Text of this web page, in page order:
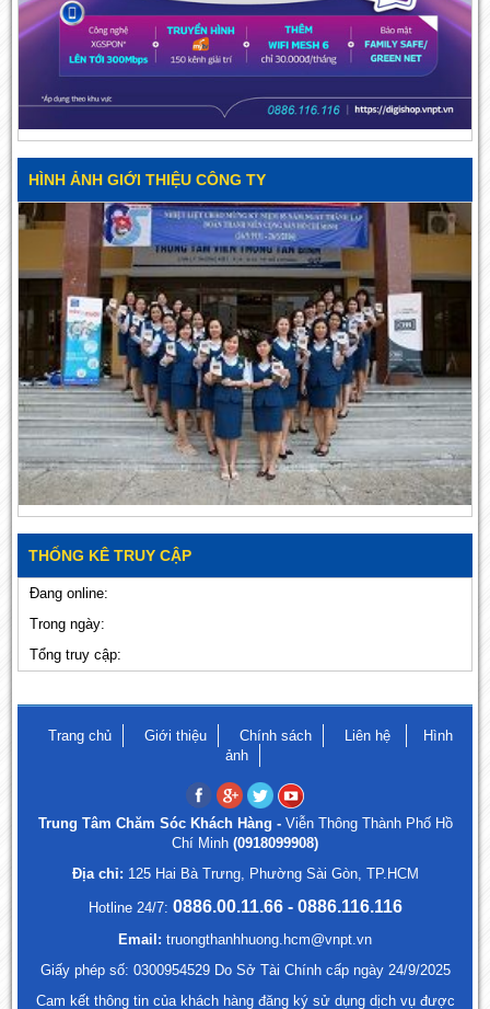
HÌNH ẢNH GIỚI THIỆU CÔNG TY
THỐNG KÊ TRUY CẬP
Đang online:
Trong ngày:
Tổng truy cập:
Trang chủ Giới thiệu Chính sách Liên hệ
Hình
ảnh
Trung Tâm Chăm Sóc Khách Hàng - Viễn Thông Thành Phố Hồ
Chí Minh (0918099908)
Địa chỉ: 125 Hai Bà Trưng, Phường Sài Gòn, TP.HCM
Hotline 24/7: 0886.00.11.66 - 0886.116.116
Email: truongthanhhuong.hcm@vnpt.vn
Giấy phép số: 0300954529 Do Sở Tài Chính cấp ngày 24/9/2025
Cam kết thông tin của khách hàng đăng ký sử dụng dịch vụ được